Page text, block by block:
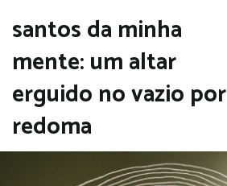
santos da minha
mente: um altar
erguido no vazio por
redoma